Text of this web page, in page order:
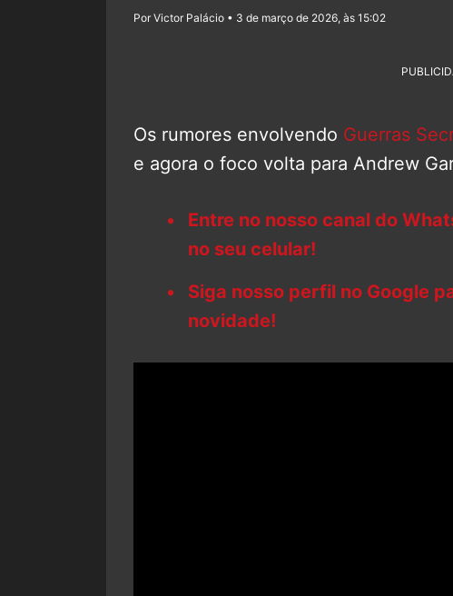
Por Victor Palácio • 3 de março de 2026, às 15:02
Os rumores envolvendo Guerras
e agora o foco volta para Andrew
Entre no nosso canal do
no seu celular!
Siga nosso perfil no Google
novidade!